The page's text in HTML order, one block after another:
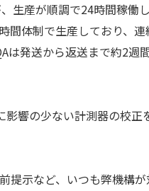
生産が順調で24時間稼
体制で生産しており、
発送から返送まで約2
響の少ない計測器の校
示など、いつも弊機構